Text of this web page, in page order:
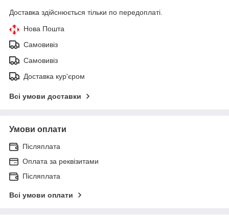
Доставка здійснюється тільки по передоплаті.
Нова Пошта
Самовивіз
Самовивіз
Доставка кур'єром
Всі умови доставки
Умови оплати
Післяплата
Оплата за реквізитами
Післяплата
Всі умови оплати